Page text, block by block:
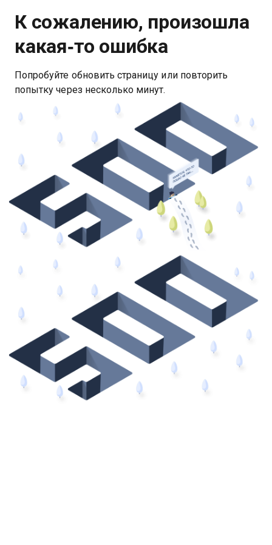
К сожалению, произошла
какая‑то ошибка
Попробуйте обновить страницу или повторить
попытку через несколько минут.